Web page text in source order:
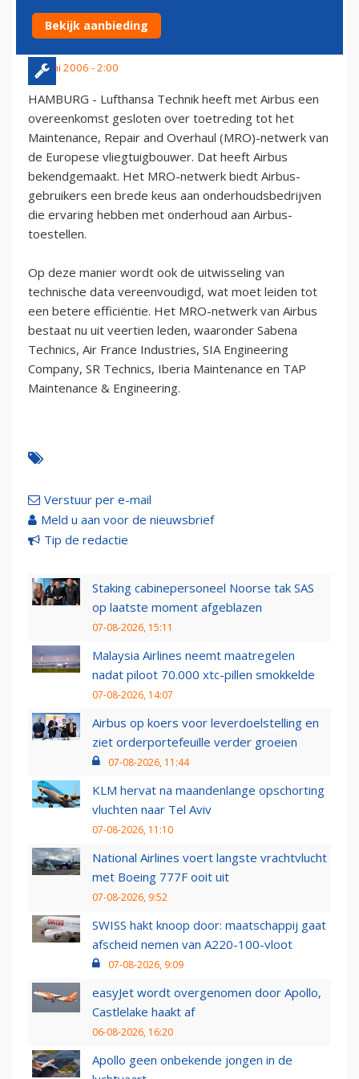
NETWERK AIRBUS
20 juni 2006 - 2:00
HAMBURG - Lufthansa Technik heeft met Airbus een
overeenkomst gesloten over toetreding tot het
Maintenance, Repair and Overhaul (MRO)-netwerk van
de Europese vliegtuigbouwer. Dat heeft Airbus
bekendgemaakt. Het MRO-netwerk biedt Airbus-
gebruikers een brede keus aan onderhoudsbedrijven
die ervaring hebben met onderhoud aan Airbus-
toestellen.
Op deze manier wordt ook de uitwisseling van
technische data vereenvoudigd, wat moet leiden tot
een betere efficiëntie. Het MRO-netwerk van Airbus
bestaat nu uit veertien leden, waaronder Sabena
Technics, Air France Industries, SIA Engineering
Company, SR Technics, Iberia Maintenance en TAP
Maintenance & Engineering.
Verstuur per e-mail
Meld u aan voor de nieuwsbrief
Tip de redactie
Staking cabinepersoneel Noorse tak SAS
op laatste moment afgeblazen
07-08-2026, 15:11
Malaysia Airlines neemt maatregelen
nadat piloot 70.000 xtc-pillen smokkelde
07-08-2026, 14:07
Airbus op koers voor leverdoelstelling en
ziet orderportefeuille verder groeien
07-08-2026, 11:44
KLM hervat na maandenlange opschorting
vluchten naar Tel Aviv
07-08-2026, 11:10
National Airlines voert langste vrachtvlucht
met Boeing 777F ooit uit
07-08-2026, 9:52
SWISS hakt knoop door: maatschappij gaat
afscheid nemen van A220-100-vloot
07-08-2026, 9:09
easyJet wordt overgenomen door Apollo,
Castlelake haakt af
06-08-2026, 16:20
Apollo geen onbekende jongen in de
Bekijk aanbieding